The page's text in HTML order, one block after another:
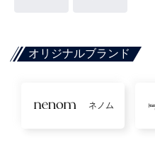
オリジナルブランド
ネノム